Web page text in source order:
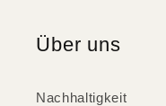
Über uns
Nachhaltigkeit